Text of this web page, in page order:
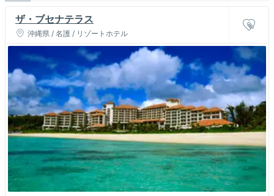
ザ・ブセナテラス
沖縄県 / 名護 / リゾートホテル